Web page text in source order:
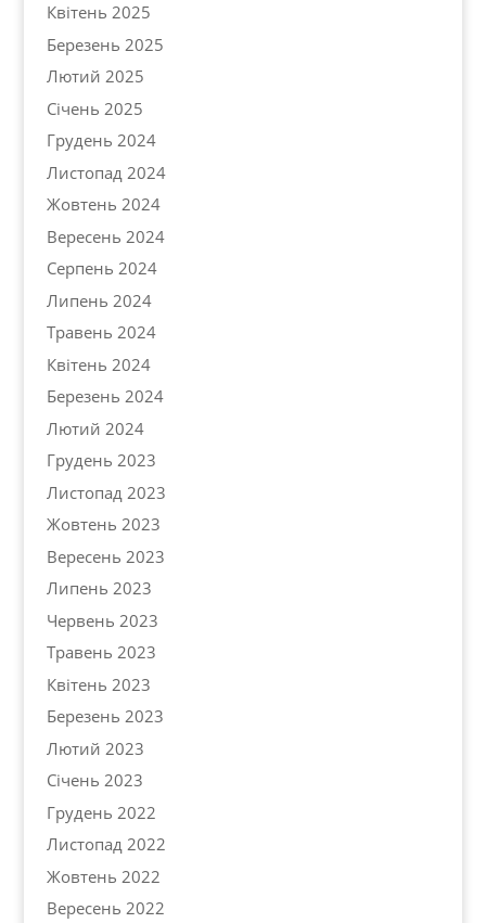
Квітень 2025
Березень 2025
Лютий 2025
Січень 2025
Грудень 2024
Листопад 2024
Жовтень 2024
Вересень 2024
Серпень 2024
Липень 2024
Травень 2024
Квітень 2024
Березень 2024
Лютий 2024
Грудень 2023
Листопад 2023
Жовтень 2023
Вересень 2023
Липень 2023
Червень 2023
Травень 2023
Квітень 2023
Березень 2023
Лютий 2023
Січень 2023
Грудень 2022
Листопад 2022
Жовтень 2022
Вересень 2022